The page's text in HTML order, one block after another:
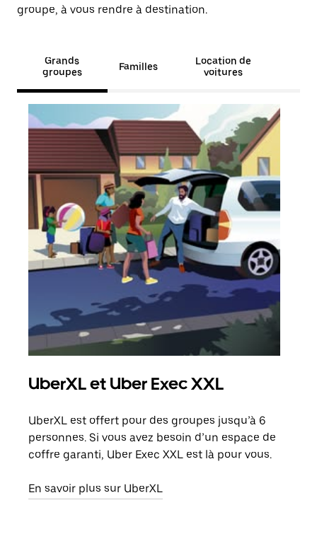
groupe, à vous rendre à destination.
Grands
groupes
Familles
Location de
voitures
UberXL et Uber Exec XXL
UberXL est offert pour des groupes jusqu’à 6
personnes. Si vous avez besoin d’un espace de
coffre garanti, Uber Exec XXL est là pour vous.
En savoir plus sur UberXL